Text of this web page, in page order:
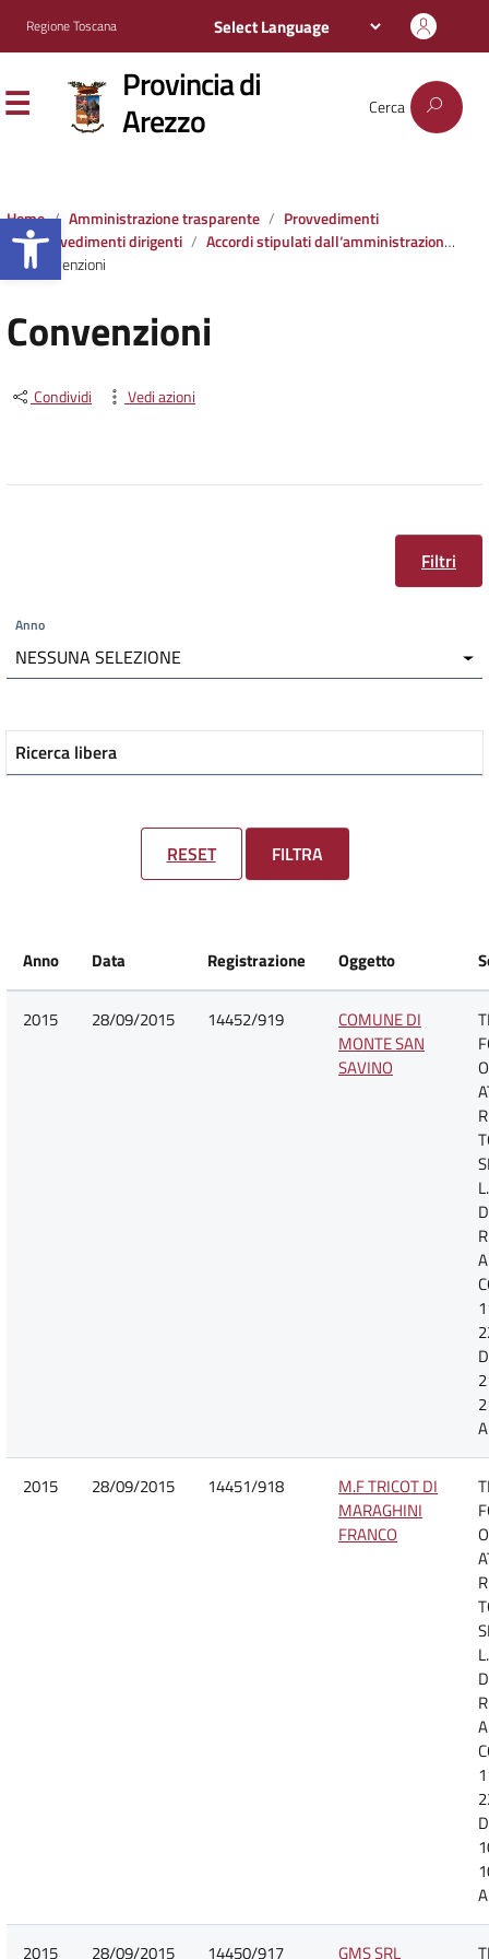
Apri la barra degli strumenti
Regione Toscana
Provincia di
Arezzo Cerca
Home Amministrazione trasparente
Provvedimenti
Provvedimenti dirigenti
Accordi stipulati dall‘amministrazione con soggetti privati o con altre amministrazioni pubbliche
Convenzioni
Convenzioni
Condividi Vedi azioni
Filtri
Anno
NESSUNA SELEZIONE
Ricerca libera
RESET FILTRA
Anno Data Registrazione Oggetto
2015 28/09/2015 14452/919
COMUNE DI
MONTE SAN
SAVINO
2015 28/09/2015 14451/918
M.F TRICOT DI
MARAGHINI
FRANCO
2015 28/09/2015 14450/917 GMS SRL